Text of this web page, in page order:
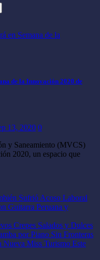
en Semana de la
de la Innovación 2020 de
13, 2020 0
y Saneamiento (MVCS)
2020, un espacio que
Sufrió Acoso Laboral
Guitarra Peruana y
Crepes Salados y Dulces
por Piano Sin Fronteras
Nueva Miss Turismo Este